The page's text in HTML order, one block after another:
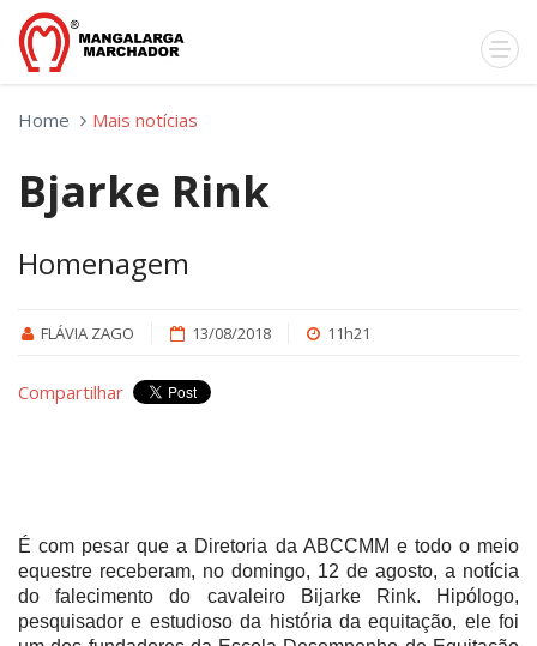
Home Mais notícias
Bjarke Rink
Homenagem
FLÁVIA ZAGO 13/08/2018 11h21
Compartilhar
É com pesar que a Diretoria da ABCCMM e todo o meio
equestre receberam, no domingo, 12 de agosto, a notícia
do falecimento do cavaleiro Bijarke Rink. Hipólogo,
pesquisador e estudioso da história da equitação, ele foi